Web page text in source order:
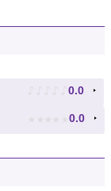
♪ ♪ ♪ ♪ ♪ 0.0
★ ★ ★ ★ ★ 0.0